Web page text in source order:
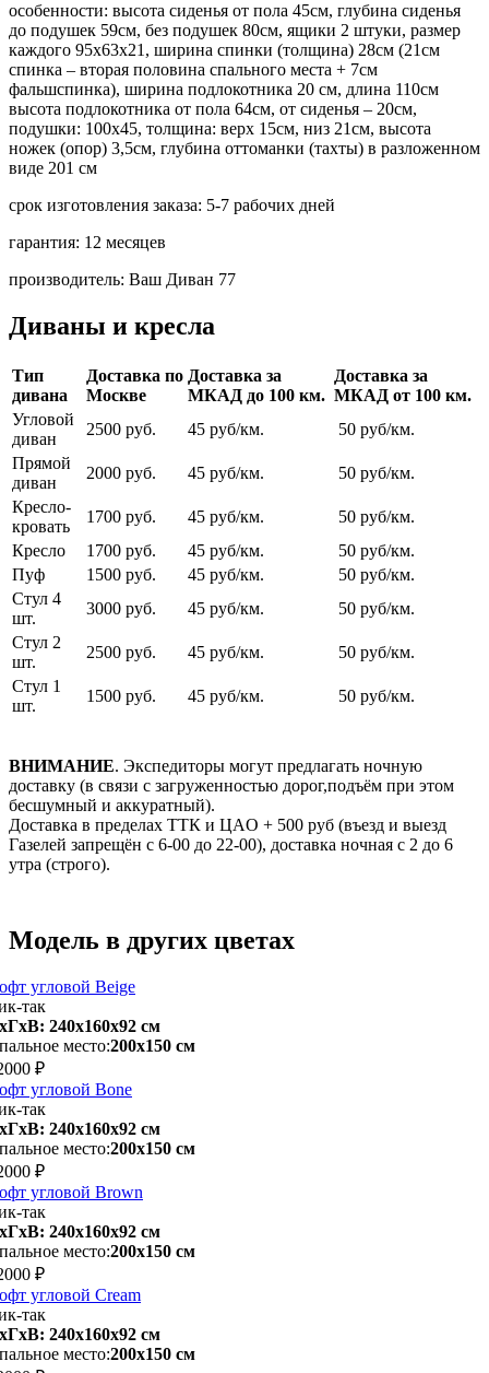
особенности: высота сиденья от пола 45см, глубина сиденья
до подушек 59см, без подушек 80см, ящики 2 штуки, размер
каждого 95х63х21, ширина спинки (толщина) 28см (21см
спинка – вторая половина спального места + 7см
фальшспинка), ширина подлокотника 20 см, длина 110см
высота подлокотника от пола 64см, от сиденья – 20см,
подушки: 100х45, толщина: верх 15см, низ 21см, высота
ножек (опор) 3,5см, глубина оттоманки (тахты) в разложенном
виде 201 см
срок изготовления заказа: 5-7 рабочих дней
гарантия: 12 месяцев
производитель: Ваш Диван 77
Диваны и кресла
Тип
дивана
Доставка по
Москве
Доставка за
МКАД до 100 км.
Доставка за
МКАД от 100 км.
Угловой
диван
2500 руб. 45 руб/км.
50 руб/км.
Прямой
диван
2000 руб. 45 руб/км.
50 руб/км.
Кресло-
кровать
1700 руб. 45 руб/км.
50 руб/км.
Кресло
1700 руб. 45 руб/км.
50 руб/км.
Пуф
1500 руб. 45 руб/км.
50 руб/км.
Стул 4
шт.
3000 руб. 45 руб/км.
50 руб/км.
Стул 2
шт.
2500 руб. 45 руб/км.
50 руб/км.
Стул 1
шт.
1500 руб. 45 руб/км. 50 руб/км.
ВНИМАНИЕ. Экспедиторы могут предлагать ночную
доставку (в связи с загруженностью дорог,подъём при этом
бесшумный и аккуратный).
Доставка в пределах ТТК и ЦАO + 500 pуб (въезд и выезд
Газелей запрещён с 6-00 до 22-00), доставка ночная с 2 до 6
утра (строго).
Модель в других цветах
угловой Beige
так
240х160x92 см
место:200х150 см
₽
угловой Bone
так
240х160x92 см
место:200х150 см
₽
угловой Brown
так
240х160x92 см
место:200х150 см
₽
угловой Cream
так
240х160x92 см
место:200х150 см